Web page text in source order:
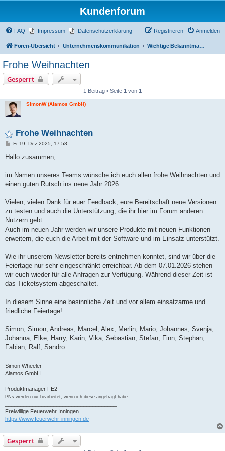
Kundenforum
FAQ Impressum Datenschutzerklärung Anmelden
Registrieren
Foren-Übersicht Unternehmenskommunikation Wichtige Bekanntmachungen
Frohe Weihnachten
Gesperrt
1 Beitrag • Seite 1 von 1
SimonW (Alamos GmbH)
Frohe Weihnachten
B
i
a
Fr 19. Dez 2025, 17:58
Hallo zusammen,
im Namen unseres Teams wünsche ich euch allen frohe Weihnachten und
einen guten Rutsch ins neue Jahr 2026.
Vielen, vielen Dank für euer Feedback, eure Bereitschaft neue Versionen
zu testen und auch die Unterstützung, die ihr hier im Forum anderen
Nutzern gebt.
Auch im neuen Jahr werden wir unsere Produkte mit neuen Funktionen
erweitern, die euch die Arbeit mit der Software und im Einsatz unterstützt.
Wie ihr unserem Newsletter bereits entnehmen konntet, sind wir über die
Feiertage nur sehr eingeschränkt erreichbar. Ab dem 07.01.2026 stehen
wir euch wieder für alle Anfragen zur Verfügung. Während dieser Zeit ist
das Ticketsystem abgeschaltet.
In diesem Sinne eine besinnliche Zeit und vor allem einsatzarme und
friedliche Feiertage!
Simon, Simon, Andreas, Marcel, Alex, Merlin, Mario, Johannes, Svenja,
Johanna, Elke, Harry, Karin, Vika, Sebastian, Stefan, Finn, Stephan,
Fabian, Ralf, Sandro
Simon Wheeler
Alamos GmbH
Produktmanager FE2
PNs werden nur bearbeitet, wenn ich diese angefragt habe
Freiwillige Feuerwehr Inningen
https://www.feuerwehr-inningen.de
Gesperrt